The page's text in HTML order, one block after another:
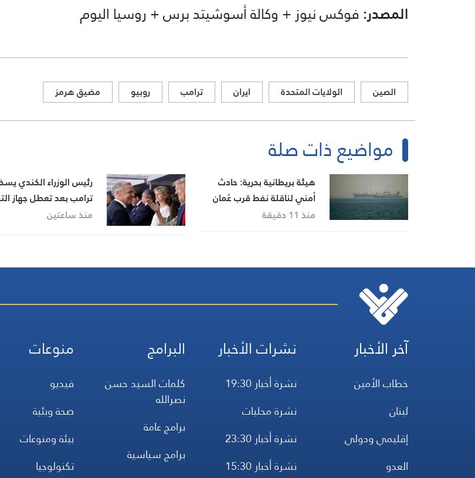
المصدر: فوكس نيوز + وكالة أسوشيتد برس + روسيا اليوم
الصين الولايات المتحدة ايران ترامب روبيو مضيق هرمز
مواضيع ذات صلة
هيئة بريطانية بحرية: حادث
أمني لناقلة نفط قرب عُمان
خلال عبورها مضيق هرمز
منذ 11 دقيقة
رئيس الوزراء الكندي
ترامب بعد تعطل جهاز
منذ ساعتين
آخر الأخبار
خطاب الأمين
لبنان
إقليمي ودولي
العدو
نشرات الأخبار
نشرة أخبار 19:30
نشرة محليات
نشرة أخبار 23:30
نشرة أخبار 15:30
البرامج
كلمات السيد حسن
نصرالله
برامج عامة
برامج سياسية
منوعات
فيديو
صحة وبئية
بيئة ومنوعات
تكنولوجيا